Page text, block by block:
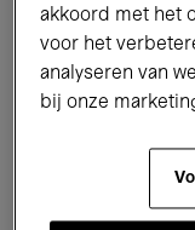
Jazz
akkoord met het
voor het
analyseren van
bij onze